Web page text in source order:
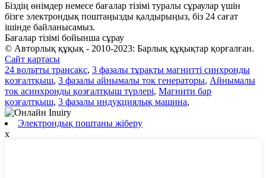
Біздің өнімдер немесе бағалар тізімі туралы сұраулар үшін
бізге электрондық поштаңызды қалдырыңыз, біз 24 сағат
ішінде байланысамыз.
Бағалар тізімі бойынша сұрау
© Авторлық құқық - 2010-2023: Барлық құқықтар қорғалған.
Сайт картасы
24 вольтты трансакс, 3 фазалы тұрақты магнитті синхронды
қозғалтқыш, 3 фазалы айнымалы ток генераторы, Айнымалы
ток асинхронды қозғалтқыш түрлері, Магнити бар
қозғалтқыш, 3 фазалы индукциялық машина,
Электрондық поштаны жіберу
x